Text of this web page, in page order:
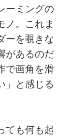
ーミングの
ノ。これま
ーを覗きな
があるのだ
で画角を滑
」と感じる
ても何も起